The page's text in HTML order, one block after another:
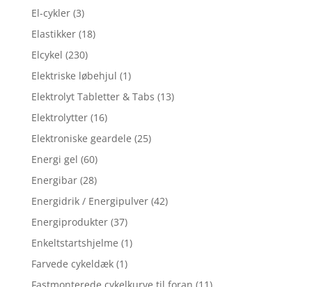
El-cykler (3)
Elastikker (18)
Elcykel (230)
Elektriske løbehjul (1)
Elektrolyt Tabletter & Tabs (13)
Elektrolytter (16)
Elektroniske geardele (25)
Energi gel (60)
Energibar (28)
Energidrik / Energipulver (42)
Energiprodukter (37)
Enkeltstartshjelme (1)
Farvede cykeldæk (1)